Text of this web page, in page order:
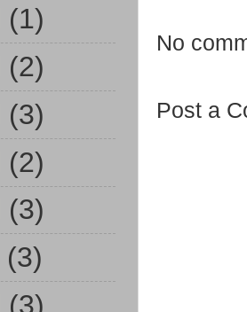
No
Post a
(1)
(2)
(3)
(2)
(3)
(3)
(3)